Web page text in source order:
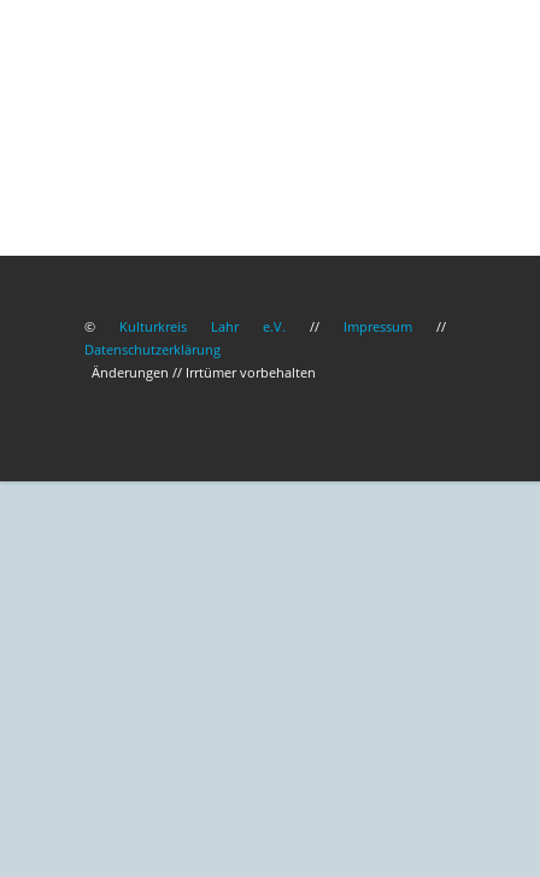
© Kulturkreis Lahr e.V. // Impressum //
Datenschutzerklärung
Änderungen // Irrtümer vorbehalten